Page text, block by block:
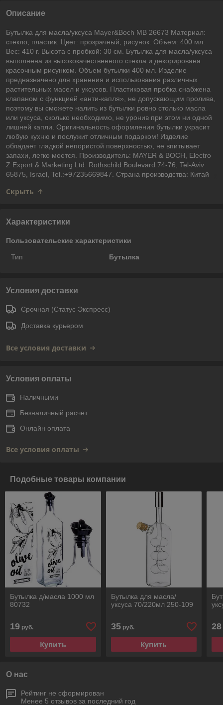
Описание
Бутылка для масла/уксуса Mayer&Boch MB 26673 Материал:
стекло, пластик. Цвет: прозрачный, рисунок. Объем: 400 мл.
Вес: 410 г. Высота с пробкой: 30 см. Бутылка для масла/уксуса
выполнена из высококачественного стекла и декорирована
красочным рисунком. Объем бутылки 400 мл. Изделие
предназначено для хранения и использования различных
растительных масел и уксусов. Пластиковая пробка снабжена
клапаном с функцией «анти-капля», не допускающим пролива,
поэтому вы сможете налить из бутылки ровно столько масла
или уксуса, сколько необходимо, не уронив при этом ни одной
лишней капли. Оригинальность оформления бутылки украсит
любую кухню и послужит отличным подарком! Изделие
обладает гладкой непористой поверхностью, не впитывает
запахи, легко моется. Производитель: MAYER & BOCH, Electro
Z Export & Marketing Ltd. Rothschild Boulevard 74-76, Tel-Aviv
65875, Israel, Tel.:+97235669847. Страна производства: Китай
Скрыть
Характеристики
Пользовательские характеристики
Тип Бутылка
Условия доставки
Срочная (Статус Экспресс)
Доставка курьером
Все условия доставки
Условия оплаты
Наличными
Безналичный расчет
Онлайн оплата
Все условия оплаты
Подобные товары компании
Бутылка д/масла 1000 мл
80732
19 руб.
Купить
Бутылка для масла/
уксуса 70/220мл 250-109
35руб.
Купить
28
О нас
Рейтинг не сформирован
Менее 5 отзывов за последний год